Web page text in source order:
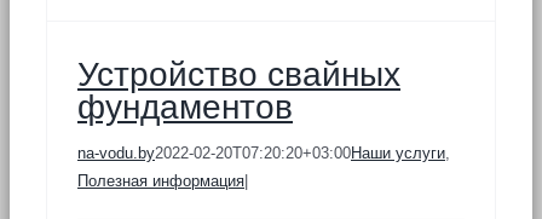
Устройство свайных
фундаментов
na-vodu.by2022-02-20T07:20:20+03:00Наши услуги,
Полезная информация